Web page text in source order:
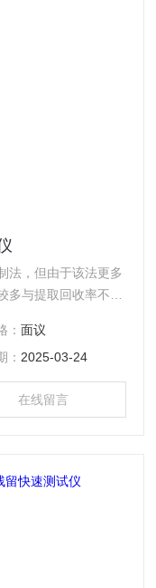
法，但由于该法更多
与提取回收率不高
标配：有机磷、拟除
： 面议
： 2025-03-24
在线留言